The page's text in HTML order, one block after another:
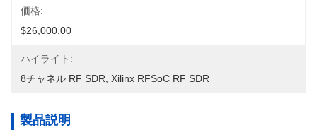
価格:
$26,000.00
ハイライト:
8チャネル RF SDR
Xilinx RFSoC RF SDR
製品説明